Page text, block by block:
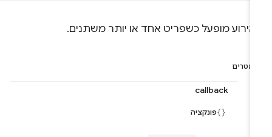
מופעל כשפריט אחד או יותר משתנים.
callback
פונקציה